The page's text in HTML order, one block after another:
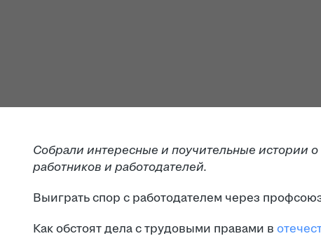
Собрали интересные и поучительные истории
работников и работодателей.
Выиграть спор с работодателем через
Как обстоят дела с трудовыми правами в